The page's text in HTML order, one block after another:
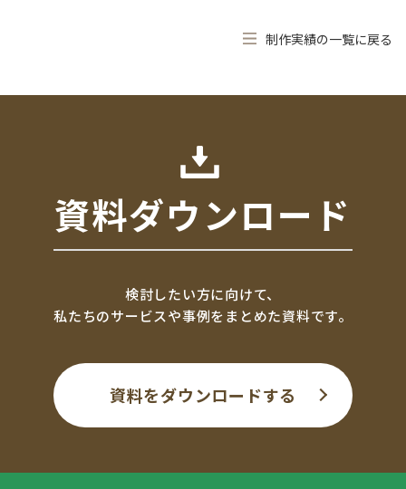
制作実績の一覧に戻る
資料ダウンロード
検討したい方に向けて、
私たちのサービスや事例をまとめた資料です。
資料をダウンロードする